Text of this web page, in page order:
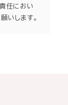
任におい
いします。